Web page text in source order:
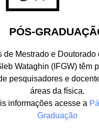
PÓS-
de Mestrado e Doutorado
Wataghin (IFGW) têm
pesquisadores e
áreas da física.
informações acesse a
Graduação